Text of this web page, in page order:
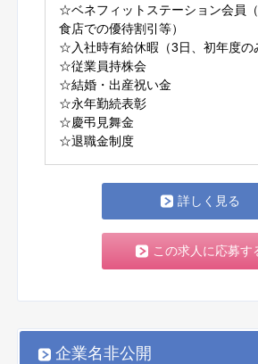
☆ベネフィットステーション会員
食店での優待割引等）
☆入社時有給休暇（3日、初年度の
☆従業員持株会
☆結婚・出産祝い金
☆永年勤続表彰
☆慶弔見舞金
☆退職金制度
詳しく見る
この求人に応募す
企業名非公開